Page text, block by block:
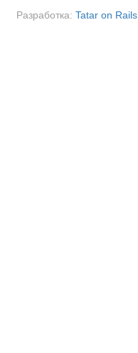
Разработка: Tatar on Rails